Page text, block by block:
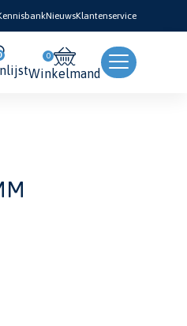
NieuwsKlantenservice
Winkelmand